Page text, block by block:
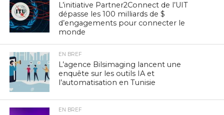
L’initiative Partner2Connect de l’UIT
dépasse les 100 milliards de $
d’engagements pour connecter le
monde
EN BREF
L’agence Bilsimaging lancent une
enquête sur les outils IA et
l’automatisation en Tunisie
EN BREF